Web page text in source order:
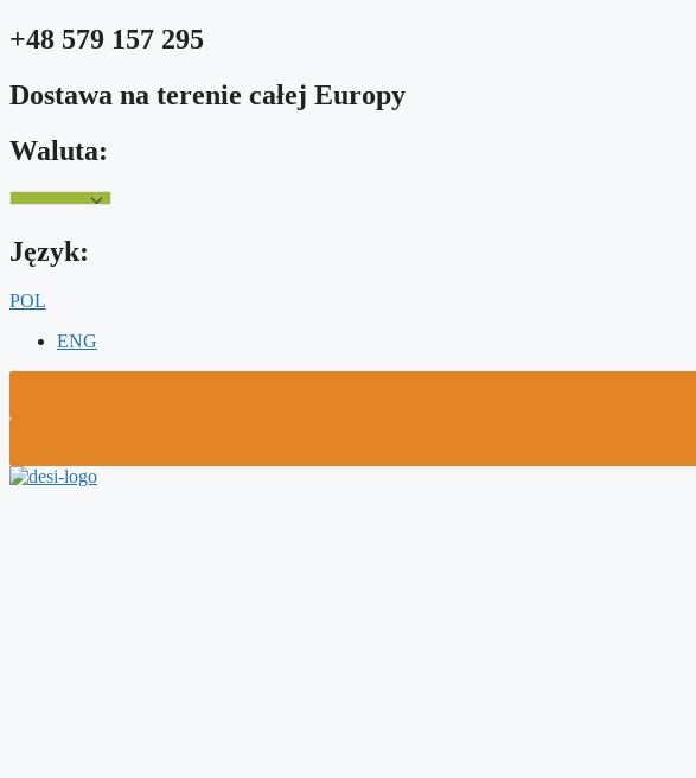
Przejdź
+48 579 157 295
Dostawa na terenie całej Europy
Waluta:
Język:
POL
ENG